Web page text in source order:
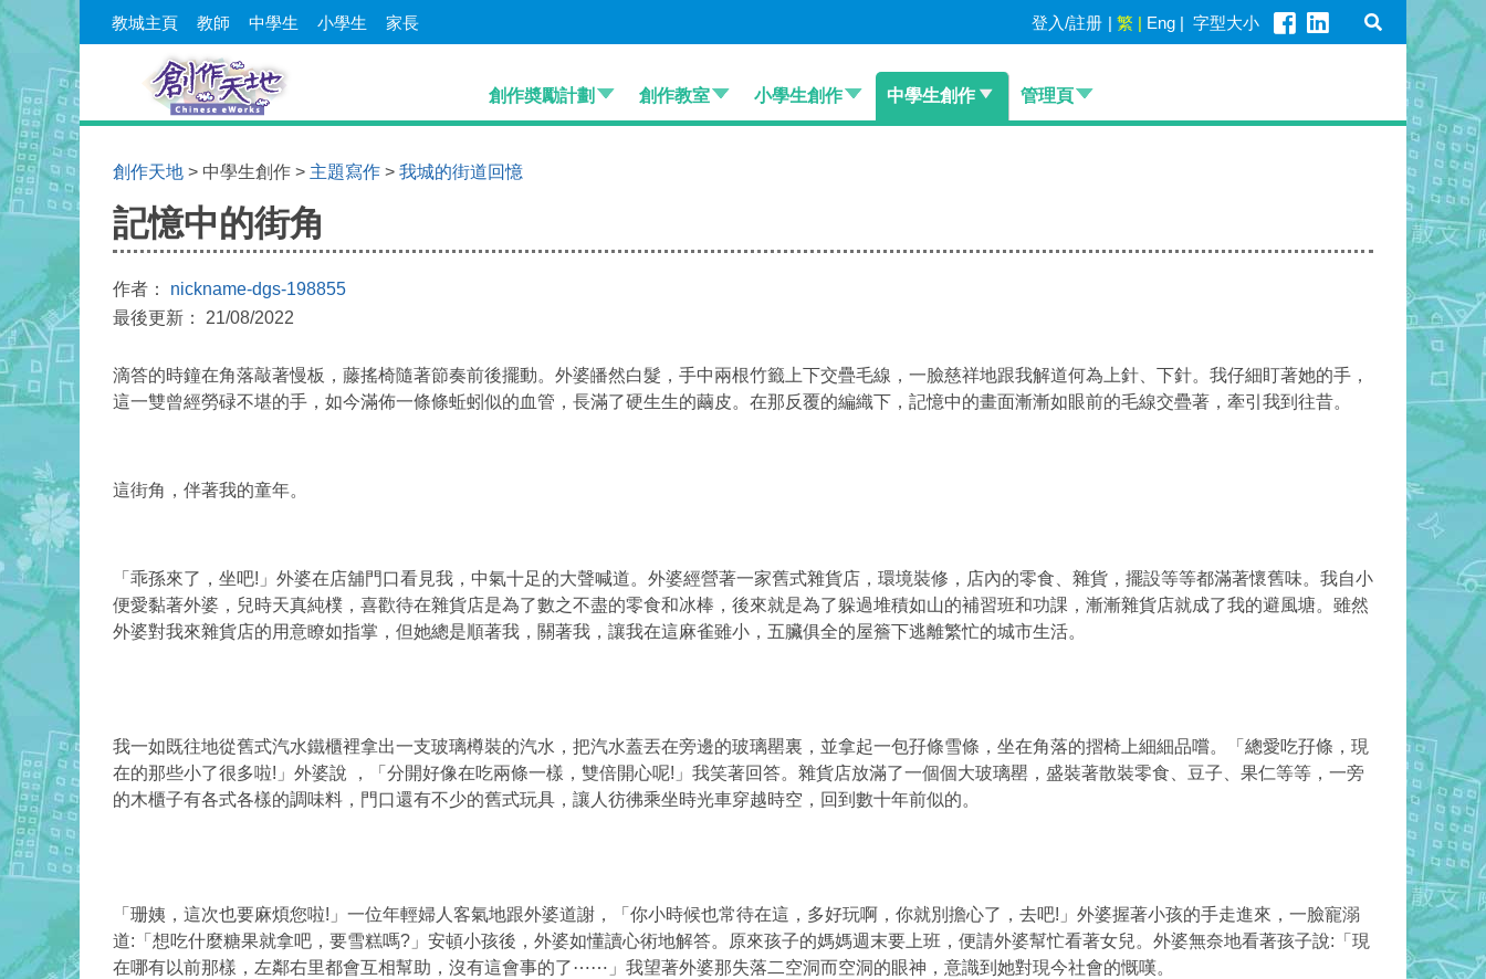
教城主頁 教師 中學生 小學生 家長 登入/註册 | 繁 | Eng | 字型大小
創作奬勵計劃 創作教室 小學生創作 中學生創作 管理頁
創作天地 > 中學生創作 > 主題寫作 > 我城的街道回憶
記憶中的街角
作者： nickname-dgs-198855
最後更新： 21/08/2022
滴答的時鐘在角落敲著慢板，藤搖椅隨著節奏前後擺動。外婆皤然白髮，手中兩根竹籤上下交疊毛線，一臉慈祥地跟我解道何為上針、下針。我仔細盯著她的手，
這一雙曾經勞碌不堪的手，如今滿佈一條條蚯蚓似的血管，長滿了硬生生的繭皮。在那反覆的編織下，記憶中的畫面漸漸如眼前的毛線交疊著，牽引我到往昔。
這街角，伴著我的童年。
「乖孫來了，坐吧!」外婆在店舖門口看見我，中氣十足的大聲喊道。外婆經營著一家舊式雜貨店，環境裝修，店內的零食、雜貨，擺設等等都滿著懷舊味。我自小
便愛黏著外婆，兒時天真純樸，喜歡待在雜貨店是為了數之不盡的零食和冰棒，後來就是為了躲過堆積如山的補習班和功課，漸漸雜貨店就成了我的避風塘。雖然
外婆對我來雜貨店的用意瞭如指掌，但她總是順著我，關著我，讓我在這麻雀雖小，五臟俱全的屋簷下逃離繁忙的城市生活。
我一如既往地從舊式汽水鐵櫃裡拿出一支玻璃樽裝的汽水，把汽水蓋丟在旁邊的玻璃罌裏，並拿起一包孖條雪條，坐在角落的摺椅上細細品嚐。「總愛吃孖條，現
在的那些小了很多啦!」外婆說 ，「分開好像在吃兩條一樣，雙倍開心呢!」我笑著回答。雜貨店放滿了一個個大玻璃罌，盛裝著散裝零食、豆子、果仁等等，一旁
的木櫃子有各式各樣的調味料，門口還有不少的舊式玩具，讓人彷彿乘坐時光車穿越時空，回到數十年前似的。
「珊姨，這次也要麻煩您啦!」一位年輕婦人客氣地跟外婆道謝，「你小時候也常待在這，多好玩啊，你就別擔心了，去吧!」外婆握著小孩的手走進來，一臉寵溺
道:「想吃什麼糖果就拿吧，要雪糕嗎?」安頓小孩後，外婆如懂讀心術地解答。原來孩子的媽媽週末要上班，便請外婆幫忙看著女兒。外婆無奈地看著孩子說:「現
在哪有以前那樣，左鄰右里都會互相幫助，沒有這會事的了⋯⋯」我望著外婆那失落二空洞而空洞的眼神，意識到她對現今社會的慨嘆。